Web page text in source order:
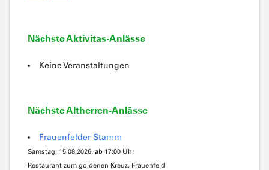
Nächste Aktivitas-Anlässe
Keine Veranstaltungen
Nächste Altherren-Anlässe
Frauenfelder Stamm
Samstag, 15.08.2026, ab 17:00 Uhr
Restaurant zum goldenen Kreuz, Frauenfeld